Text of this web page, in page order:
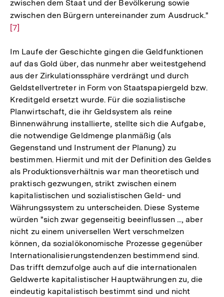
zwischen dem Staat und der Bevölkerung sowie
zwischen den Bürgern untereinander zum Ausdruck."
[7]
Im Laufe der Geschichte gingen die Geldfunktionen
auf das Gold über, das nunmehr aber weitestgehend
aus der Zirkulationssphäre verdrängt und durch
Geldstellvertreter in Form von Staatspapiergeld bzw.
Kreditgeld ersetzt wurde. Für die sozialistische
Planwirtschaft, die ihr Geldsystem als reine
Binnenwährung installierte, stellte sich die Aufgabe,
die notwendige Geldmenge planmäßig (als
Gegenstand und Instrument der Planung) zu
bestimmen. Hiermit und mit der Definition des Geldes
als Produktionsverhältnis war man theoretisch und
praktisch gezwungen, strikt zwischen einem
kapitalistischen und sozialistischen Geld- und
Währungssystem zu unterscheiden. Diese Systeme
würden "sich zwar gegenseitig beeinflussen ..., aber
nicht zu einem universellen Wert verschmelzen
können, da sozialökonomische Prozesse gegenüber
Internationalisierungstendenzen bestimmend sind.
Das trifft demzufolge auch auf die internationalen
Geldwerte kapitalistischer Hauptwährungen zu, die
eindeutig kapitalistisch bestimmt sind und nicht